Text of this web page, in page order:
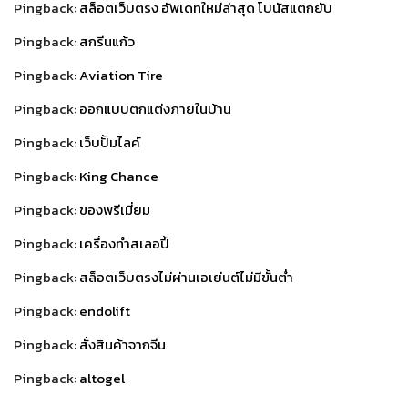
Pingback:สล็อตเว็บตรง อัพเดทใหม่ล่าสุด โบนัสแตกยับ
Pingback:สกรีนแก้ว
Pingback:Aviation Tire
Pingback:ออกแบบตกแต่งภายในบ้าน
Pingback:เว็บปั้มไลค์
Pingback:King Chance
Pingback:ของพรีเมี่ยม
Pingback:เครื่องทําสเลอปี้
Pingback:สล็อตเว็บตรงไม่ผ่านเอเย่นต์ไม่มีขั้นต่ำ
Pingback:endolift
Pingback:สั่งสินค้าจากจีน
Pingback:altogel